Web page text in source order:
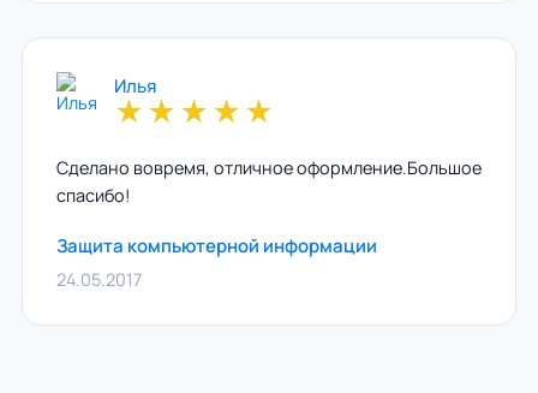
Илья
★★★★★
Сделано вовремя, отличное оформление.Большое
спасибо!
Защита компьютерной информации
24.05.2017